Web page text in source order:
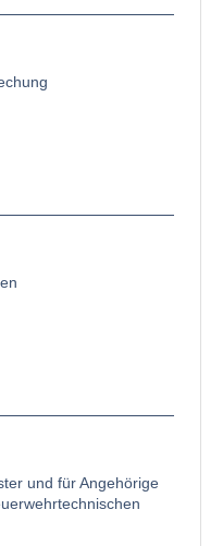
und für Angehörige